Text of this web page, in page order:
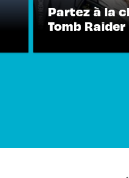
Partez à la
Tomb Raider